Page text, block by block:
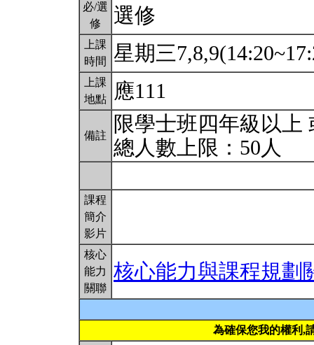
必/選
修
選修
上課
時間
星期三
上課
地點
應111
備註
限學士班四年級以上
總人數上限：50人
課程
簡介
影片
核心
能力
關聯
核心能力與課程規劃
為確保您我的權利,